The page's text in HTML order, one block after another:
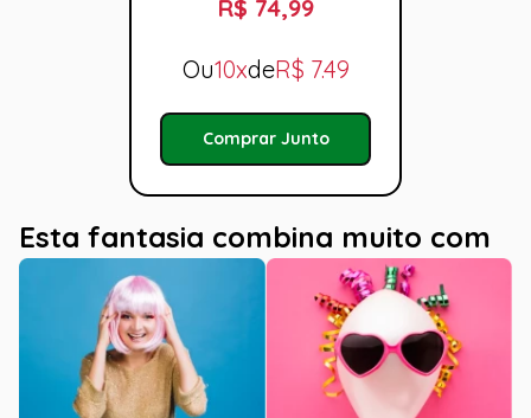
R$ 74,99
Ou10xdeR$ 7.49
Comprar Junto
Esta fantasia combina muito com